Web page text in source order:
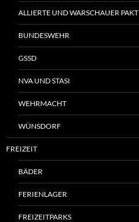
ALLIERTE UND WARSCHAUER PAKT
BUNDESWEHR
GSSD
NVA UND STASI
WEHRMACHT
WÜNSDORF
FREIZEIT
BÄDER
FERIENLAGER
FREIZEITPARKS